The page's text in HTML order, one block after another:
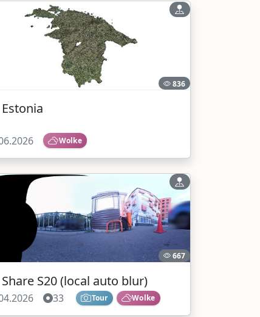
836
Estonia
Wolke
667
Share S20 (local auto blur)
33 Tour Wolke